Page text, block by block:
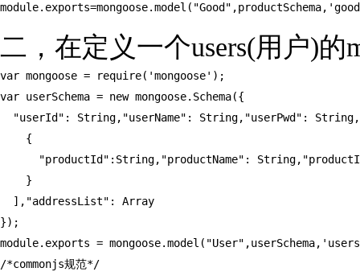
二，在定义一个users(用户)的
var mongoose = require('mongoose');
var userSchema = new mongoose.Schema({
"userId": String,"userName": String,"userPwd":
    {
"productId":String,"productName":
    }
  ],"addressList": Array
});
module.exports =
/*commonjs规范*/